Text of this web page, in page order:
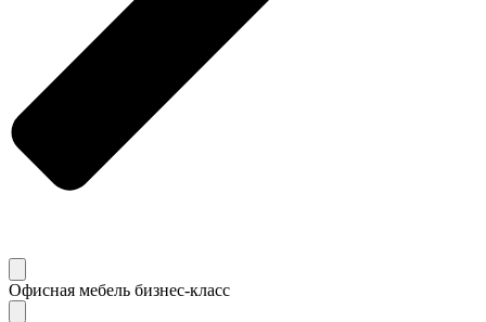
Офисная мебель бизнес-класс